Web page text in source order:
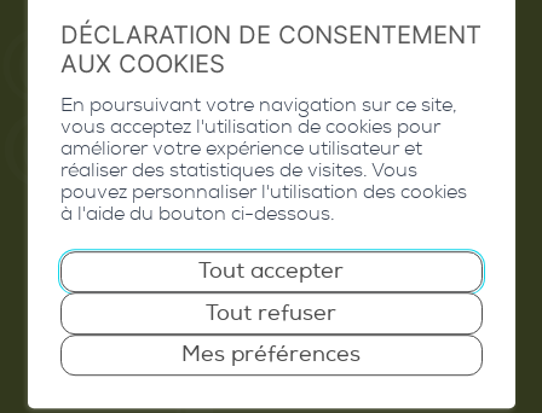
Extranet
Valais Excellence
Commune de Conthey
1975
St-Séverin
T. 027 345 45 45
info@conthey.ch
DÉCLARATION DE CONSENTEMENT
AUX COOKIES
En poursuivant votre navigation sur ce site,
vous acceptez l'utilisation de cookies pour
améliorer votre expérience utilisateur et
réaliser des statistiques de visites. Vous
pouvez personnaliser l'utilisation des cookies
à l'aide du bouton ci-dessous.
Tout accepter
Tout refuser
Mes préférences